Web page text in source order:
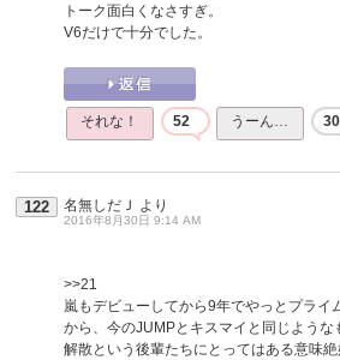
トーク面白くなさすぎ。
V6だけで十分でした。
それな！ 52 うーん… 30
122 名無しだＪ より
2016年8月30日 9:14 AM
>>21
嵐もデビューしてから9年でやっとプライ
から、今のJUMPとキスマイと同じよう
解散という後輩たちにとってはある意味